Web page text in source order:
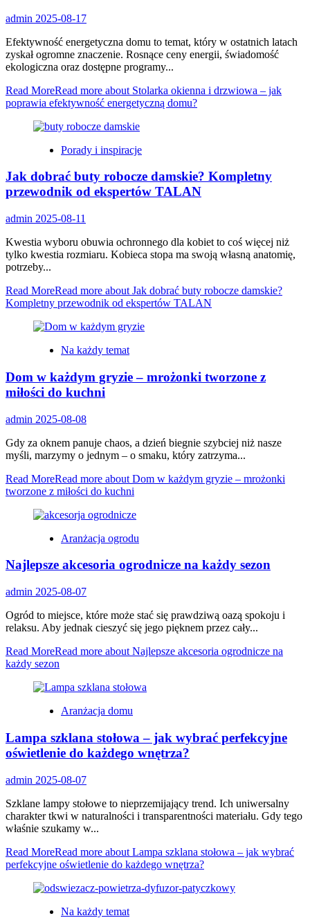
admin 2025-08-17
Efektywność energetyczna domu to temat, który w ostatnich latach
zyskał ogromne znaczenie. Rosnące ceny energii, świadomość
ekologiczna oraz dostępne programy...
Read MoreRead more about Stolarka okienna i drzwiowa – jak
poprawia efektywność energetyczną domu?
Porady i inspiracje
Jak dobrać buty robocze damskie? Kompletny
przewodnik od ekspertów TALAN
admin 2025-08-11
Kwestia wyboru obuwia ochronnego dla kobiet to coś więcej niż
tylko kwestia rozmiaru. Kobieca stopa ma swoją własną anatomię,
potrzeby...
Read MoreRead more about Jak dobrać buty robocze damskie?
Kompletny przewodnik od ekspertów TALAN
Na każdy temat
Dom w każdym gryzie – mrożonki tworzone z
miłości do kuchni
admin 2025-08-08
Gdy za oknem panuje chaos, a dzień biegnie szybciej niż nasze
myśli, marzymy o jednym – o smaku, który zatrzyma...
Read MoreRead more about Dom w każdym gryzie – mrożonki
tworzone z miłości do kuchni
Aranżacja ogrodu
Najlepsze akcesoria ogrodnicze na każdy sezon
admin 2025-08-07
Ogród to miejsce, które może stać się prawdziwą oazą spokoju i
relaksu. Aby jednak cieszyć się jego pięknem przez cały...
Read MoreRead more about Najlepsze akcesoria ogrodnicze na
każdy sezon
Aranżacja domu
Lampa szklana stołowa – jak wybrać perfekcyjne
oświetlenie do każdego wnętrza?
admin 2025-08-07
Szklane lampy stołowe to nieprzemijający trend. Ich uniwersalny
charakter tkwi w naturalności i transparentności materiału. Gdy tego
właśnie szukamy w...
Read MoreRead more about Lampa szklana stołowa – jak wybrać
perfekcyjne oświetlenie do każdego wnętrza?
Na każdy temat